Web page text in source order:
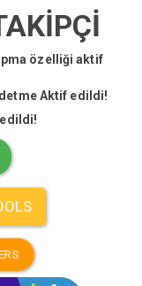
özelliği aktif
Aktif edildi!